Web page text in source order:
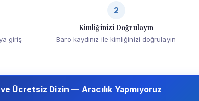
giriş
2
Kimliğinizi Doğrulayın
Baro kaydınız ile kimliğinizi doğrulayın
ve Ücretsiz Dizin — Aracılık Yapmıyoruz